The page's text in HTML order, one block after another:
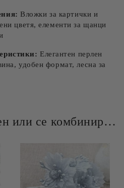
Вложки за картички и
цветя, елементи за щанци
Елегантен перлен
удобен формат, лесна за
Продукта е подобен или се комбинира добре и със следните продукти :